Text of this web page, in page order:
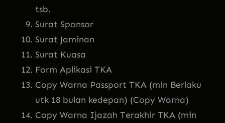
tsb.
Surat Sponsor
Surat Jaminan
Surat Kuasa
Form Aplikasi TKA
Copy Warna Passport TKA (min Berlaku
utk 18 bulan kedepan) (Copy Warna)
Copy Warna Ijazah Terakhir TKA (min